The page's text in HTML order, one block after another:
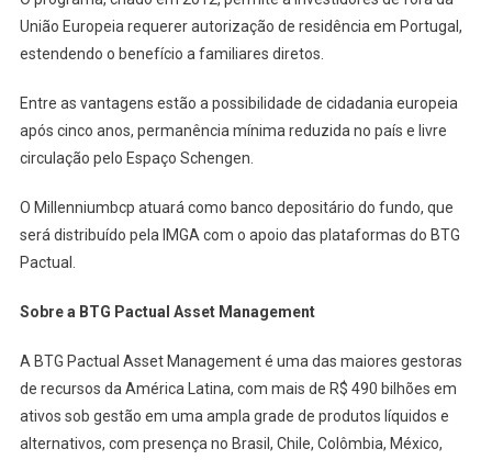
União Europeia requerer autorização de residência em Portugal,
estendendo o benefício a familiares diretos.
Entre as vantagens estão a possibilidade de cidadania europeia
após cinco anos, permanência mínima reduzida no país e livre
circulação pelo Espaço Schengen.
O Millenniumbcp atuará como banco depositário do fundo, que
será distribuído pela IMGA com o apoio das plataformas do BTG
Pactual.
Sobre a BTG Pactual Asset Management
A BTG Pactual Asset Management é uma das maiores gestoras
de recursos da América Latina, com mais de R$ 490 bilhões em
ativos sob gestão em uma ampla grade de produtos líquidos e
alternativos, com presença no Brasil, Chile, Colômbia, México,